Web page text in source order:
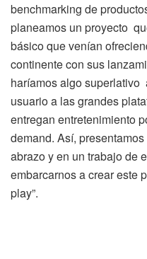
benchmarking de
planeamos un proyecto
básico que venían
continente con sus
haríamos algo
usuario a las grandes
entregan entretenimiento
demand. Así,
abrazo y en un trabajo de
embarcarnos a crear este
play”.